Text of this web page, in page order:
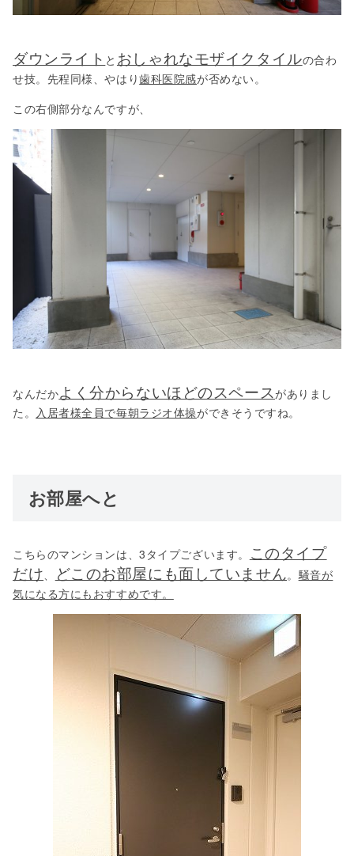
ダウンライト と おしゃれなモザイクタイルの合わ
せ技。先程同様、やはり歯科医院感が否めない。
この右側部分なんですが、
なんだかよく分からないほどのスペースがありまし
た。
入居者様全員で毎朝ラジオ体操ができそうですね。
お部屋へと
こちらのマンションは、3タイプございます。
このタイプ
だけ
どこのお部屋にも面していません。 騒音が
気になる方にもおすすめです。